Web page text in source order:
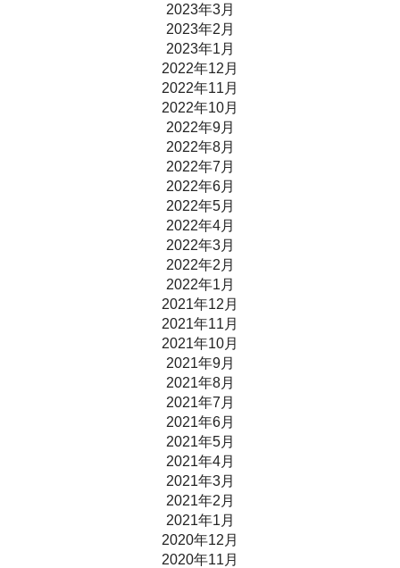
2023年3月
2023年2月
2023年1月
2022年12月
2022年11月
2022年10月
2022年9月
2022年8月
2022年7月
2022年6月
2022年5月
2022年4月
2022年3月
2022年2月
2022年1月
2021年12月
2021年11月
2021年10月
2021年9月
2021年8月
2021年7月
2021年6月
2021年5月
2021年4月
2021年3月
2021年2月
2021年1月
2020年12月
2020年11月